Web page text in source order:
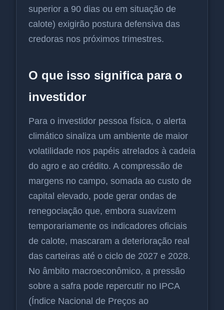
superior a 90 dias ou em situação de
calote) exigirão postura defensiva das
credoras nos próximos trimestres.
O que isso significa para o
investidor
Para o investidor pessoa física, o alerta
climático sinaliza um ambiente de maior
volatilidade nos papéis atrelados à cadeia
do agro e ao crédito. A compressão de
margens no campo, somada ao custo de
capital elevado, pode gerar ondas de
renegociação que, embora suavizem
temporariamente os indicadores oficiais
de calote, mascaram a deterioração real
das carteiras até o ciclo de 2027 e 2028.
No âmbito macroeconômico, a pressão
sobre a safra pode repercutir no IPCA
(Índice Nacional de Preços ao